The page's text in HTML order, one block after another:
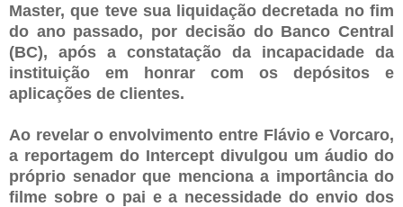
Master, que teve sua liquidação decretada no fim
do ano passado, por decisão do Banco Central
(BC), após a constatação da incapacidade da
instituição em honrar com os depósitos e
aplicações de clientes.
Ao revelar o envolvimento entre Flávio e Vorcaro,
a reportagem do Intercept divulgou um áudio do
próprio senador que menciona a importância do
filme sobre o pai e a necessidade do envio dos